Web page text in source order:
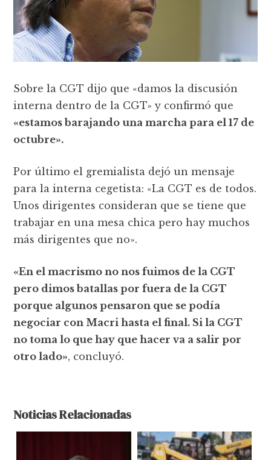
Sobre la CGT dijo que «damos la discusión
interna dentro de la CGT» y confirmó que
«estamos barajando una marcha para el 17 de
octubre».
Por último el gremialista dejó un mensaje
para la interna cegetista: «La CGT es de todos.
Unos dirigentes consideran que se tiene que
trabajar en una mesa chica pero hay muchos
más dirigentes que no».
«En el macrismo no nos fuimos de la CGT
pero dimos batallas por fuera de la CGT
porque algunos pensaron que se podía
negociar con Macri hasta el final. Si la CGT
no toma lo que hay que hacer va a salir por
otro lado», concluyó.
Noticias Relacionadas